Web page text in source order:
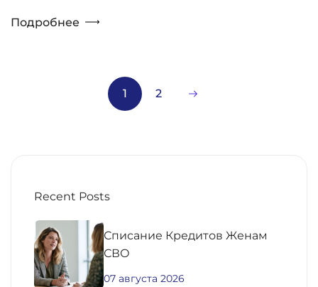
Подробнее
1 2
Recent Posts
Списание Кредитов Женам
СВО
07 августа 2026